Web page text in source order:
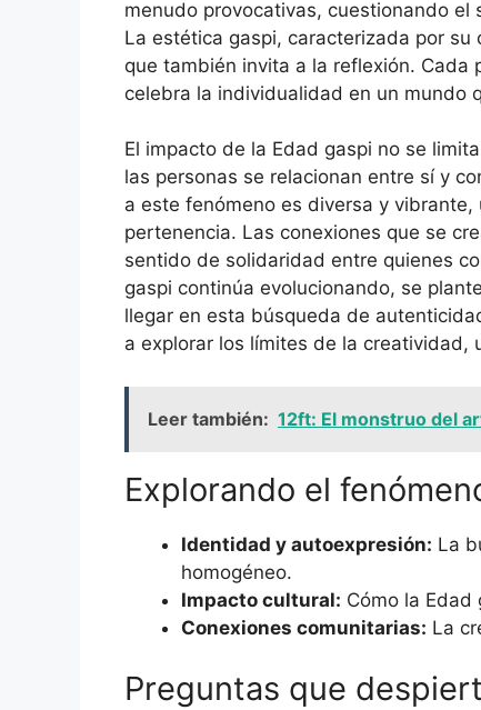
menudo provocativas, cuestionando
La estética gaspi, caracterizada por
que también invita a la reflexión.
celebra la individualidad en un mundo
El impacto de la Edad gaspi no se
las personas se relacionan entre sí y
a este fenómeno es diversa y
pertenencia. Las conexiones que se
sentido de solidaridad entre quienes
gaspi continúa evolucionando, se
llegar en esta búsqueda de
a explorar los límites de la creatividad,
Leer también: 12ft: El monstruo del
Explorando el
Identidad y autoexpresión: La
homogéneo.
Impacto cultural: Cómo la
Conexiones comunitarias: La
Preguntas que